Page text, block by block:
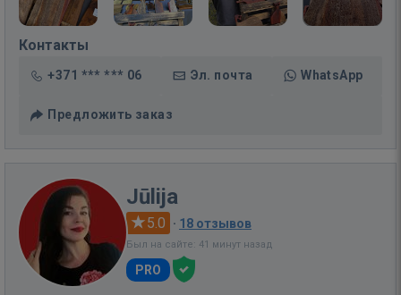
Контакты
+371 *** *** 06 Эл. почта WhatsApp
Предложить заказ
Jūlija
5.0 · 18 отзывов
Был на сайте: 41 минут назад
PRO